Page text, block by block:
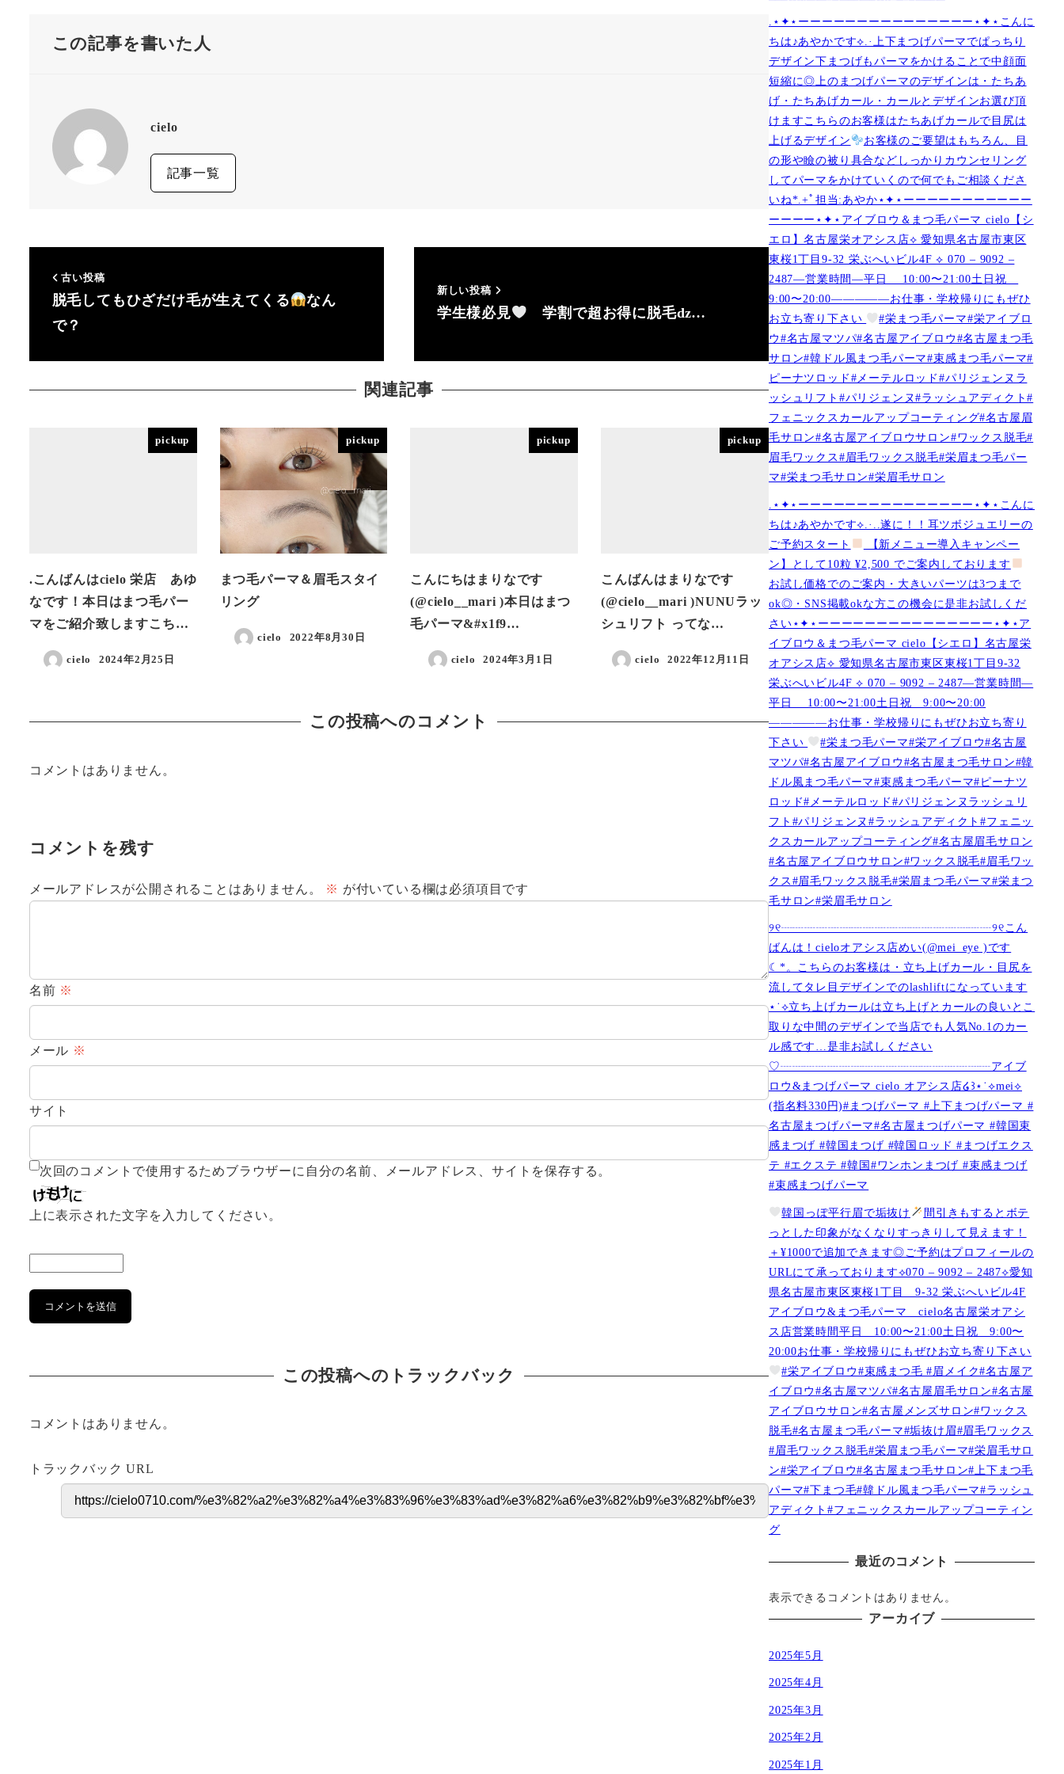
この記事を書いた人
cielo
記事一覧
古い投稿
脱毛してもひざだけ毛が生えてくる
なん
で？
新しい投稿
学生様必見 学割で超お得に脱毛ǳ…
関連記事
pickup
.こんばんはcielo 栄店 あゆ
なです！本日はまつ毛パー
マをご紹介致しますこち…
cielo
投稿日
2024年2月25日
pickup
まつ毛パーマ＆眉毛スタイ
リング
cielo
投稿日
2022年8月30日
pickup
こんにちはまりなです
(@cielo__mari )本日はまつ
毛パーマ&#x1f9…
cielo
投稿日
2024年3月1日
pickup
こんばんはまりなです
(@cielo__mari )NUNUラッ
シュリフト ってな…
cielo
投稿日
2022年12月11日
この投稿へのコメント
コメントはありません。
コメントを残す
メールアドレスが公開されることはありません。 ※ が付いている欄は必須項目です
名前 ※
メール ※
サイト
次回のコメントで使用するためブラウザーに自分の名前、メールアドレス、サイトを保存する。
上に表示された文字を入力してください。
この投稿へのトラックバック
コメントはありません。
トラックバック URL
.⋆✦⋆ーーーーーーーーーーーーーーー⋆✦⋆こんに
ちは♪あやかです︎⟡.·上下まつげパーマでぱっちり
デザイン下まつげもパーマをかけることで中顔面
短縮に◎上のまつげパーマのデザインは・たちあ
げ・たちあげカール・カールとデザインお選び頂
けますこちらのお客様はたちあげカールで目尻は
上げるデザイン
お客様のご要望はもちろん、目
の形や瞼の被り具合などしっかりカウンセリング
してパーマをかけていくので何でもご相談くださ
いね︎︎︎*.+ﾟ担当:あやか⋆✦⋆ーーーーーーーーーーー
ーーーー⋆✦⋆アイブロウ＆まつ毛パーマ cielo【シ
エロ】名古屋栄オアシス店︎︎⟡ 愛知県名古屋市東区
東桜1丁目9-32 栄ぶへいビル4F ︎︎⟡ 070 – 9092 –
2487—営業時間—平日 10:00〜21:00土日祝
9:00〜20:00—————お仕事・学校帰りにもぜひ
お立ち寄り下さい
#栄まつ毛パーマ#栄アイブロ
ウ#名古屋マツパ#名古屋アイブロウ#名古屋まつ毛
サロン#韓ドル風まつ毛パーマ#束感まつ毛パーマ#
ピーナツロッド#メーテルロッド#パリジェンヌラ
ッシュリフト#パリジェンヌ#ラッシュアディクト#
フェニックスカールアップコーティング#名古屋眉
毛サロン#名古屋アイブロウサロン#ワックス脱毛#
眉毛ワックス#眉毛ワックス脱毛#栄眉まつ毛パー
マ#栄まつ毛サロン#栄眉毛サロン
.⋆✦⋆ーーーーーーーーーーーーーーー⋆✦⋆こんに
ちは♪あやかです︎⟡.·..遂に！！耳ツボジュエリーの
ご予約スタート
【新メニュー導入キャンペー
ン】として10粒 ¥2,500 でご案内しております
お試し価格でのご案内・大きいパーツは3つまで
ok◎・SNS掲載okな方この機会に是非お試しくだ
さい⋆✦⋆ーーーーーーーーーーーーーーー⋆✦⋆ア
イブロウ＆まつ毛パーマ cielo【シエロ】名古屋栄
オアシス店︎︎⟡ 愛知県名古屋市東区東桜1丁目9-32
栄ぶへいビル4F ︎︎⟡ 070 – 9092 – 2487—営業時間—
平日 10:00〜21:00土日祝 9:00〜20:00
—————お仕事・学校帰りにもぜひお立ち寄り
下さい
#栄まつ毛パーマ#栄アイブロウ#名古屋
マツパ#名古屋アイブロウ#名古屋まつ毛サロン#韓
ドル風まつ毛パーマ#束感まつ毛パーマ#ピーナツ
ロッド#メーテルロッド#パリジェンヌラッシュリ
フト#パリジェンヌ#ラッシュアディクト#フェニッ
クスカールアップコーティング#名古屋眉毛サロン
#名古屋アイブロウサロン#ワックス脱毛#眉毛ワッ
クス#眉毛ワックス脱毛#栄眉まつ毛パーマ#栄まつ
毛サロン#栄眉毛サロン
୨୧┈┈┈┈┈┈┈┈┈┈┈┈┈┈┈┈┈┈୨୧こん
ばんは！cieloオアシス店めい(@mei_eye )です︎︎
☾*。こちらのお客様は・立ち上げカール・目尻を
流してタレ目デザインでのlashliftになっています
⋆˙⟡立ち上げカールは立ち上げとカールの良いとこ
取りな中間のデザインで当店でも人気No.1のカー
ル感です…是非お試しください️
♡┈┈┈┈┈┈┈┈┈┈┈┈┈┈┈┈┈┈アイブ
ロウ&まつげパーマ cielo オアシス店໒꒱⋆˙⟡︎mei⟡
(指名料330円)#まつげパーマ #上下まつげパーマ #
名古屋まつげパーマ#名古屋まつげパーマ #韓国束
感まつげ #韓国まつげ #韓国ロッド #まつげエクス
テ #エクステ #韓国#ワンホンまつげ #束感まつげ
#束感まつげパーマ
韓国っぽ平行眉で垢抜け
間引きもするとボテ
っとした印象がなくなりすっきりして見えます！
＋¥1000で追加できます◎ご予約はプロフィールの
URLにて承っております⟡070 – 9092 – 2487⟡愛知
県名古屋市東区東桜1丁目 9-32 栄ぶへいビル4F
アイブロウ&まつ毛パーマ cielo名古屋栄オアシ
ス店営業時間平日 10:00〜21:00土日祝 9:00〜
20:00お仕事・学校帰りにもぜひお立ち寄り下さい
#栄アイブロウ#束感まつ毛 #眉メイク#名古屋ア
イブロウ#名古屋マツパ#名古屋眉毛サロン#名古屋
アイブロウサロン#名古屋メンズサロン#ワックス
脱毛#名古屋まつ毛パーマ#垢抜け眉#眉毛ワックス
#眉毛ワックス脱毛#栄眉まつ毛パーマ#栄眉毛サロ
ン#栄アイブロウ#名古屋まつ毛サロン#上下まつ毛
パーマ#下まつ毛#韓ドル風まつ毛パーマ#ラッシュ
アディクト#フェニックスカールアップコーティン
グ
最近のコメント
表示できるコメントはありません。
アーカイブ
2025年5月
2025年4月
2025年3月
2025年2月
2025年1月